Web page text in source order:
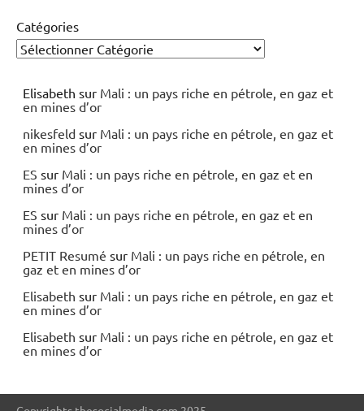
Catégories
Elisabeth sur Mali : un pays riche en pétrole, en gaz et
en mines d’or
nikesfeld sur Mali : un pays riche en pétrole, en gaz et
en mines d’or
ES sur Mali : un pays riche en pétrole, en gaz et en
mines d’or
ES sur Mali : un pays riche en pétrole, en gaz et en
mines d’or
PETIT Resumé sur Mali : un pays riche en pétrole, en
gaz et en mines d’or
Elisabeth sur Mali : un pays riche en pétrole, en gaz et
en mines d’or
Elisabeth sur Mali : un pays riche en pétrole, en gaz et
en mines d’or